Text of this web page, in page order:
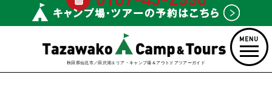
秋田県仙北市／田沢湖エリア・キャンプ場＆アウトドアツアーガイド